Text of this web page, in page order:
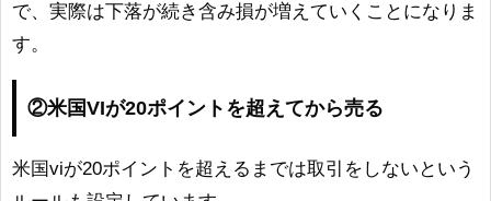
で、実際は下落が続き含み損が増えていくことになりま
す。
②米国VIが20ポイントを超えてから売る
米国viが20ポイントを超えるまでは取引をしないという